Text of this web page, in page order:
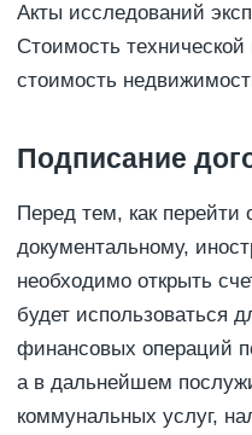
Акты исследований
Стоимость
стоимость
Подписание
Перед тем, как перейти
документальному,
необходимо открыть
будет использоваться
финансовых операций
а в дальнейшем
коммунальных услуг,